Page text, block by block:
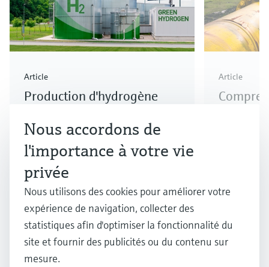
Article
Production d'hydrogène
Découvrez comment la transition
vers l'hydrogène vert est en train
de façonner un avenir durable et
apprenez-en davantage sur les
différentes méthodes de
production d'hydrogène et sur les
considérations environnementales.
Article
par les
fossile
plus sur
Nous accordons de
l'importance à votre vie
privée
Nous utilisons des cookies pour améliorer votre
expérience de navigation, collecter des
statistiques afin d'optimiser la fonctionnalité du
site et fournir des publicités ou du contenu sur
mesure.